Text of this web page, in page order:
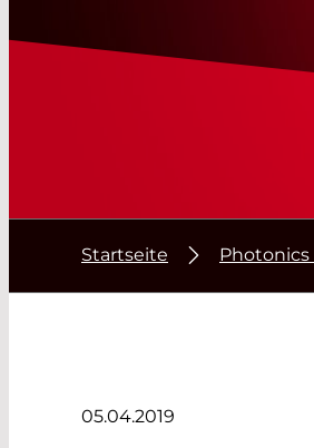
Startseite Photonics
05.04.2019